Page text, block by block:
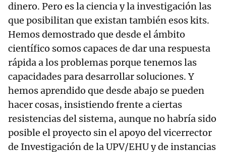
dinero. Pero es la ciencia y la investigación las
que posibilitan que existan también esos kits.
Hemos demostrado que desde el ámbito
científico somos capaces de dar una respuesta
rápida a los problemas porque tenemos las
capacidades para desarrollar soluciones. Y
hemos aprendido que desde abajo se pueden
hacer cosas, insistiendo frente a ciertas
resistencias del sistema, aunque no habría sido
posible el proyecto sin el apoyo del vicerrector
de Investigación de la UPV/EHU y de instancias